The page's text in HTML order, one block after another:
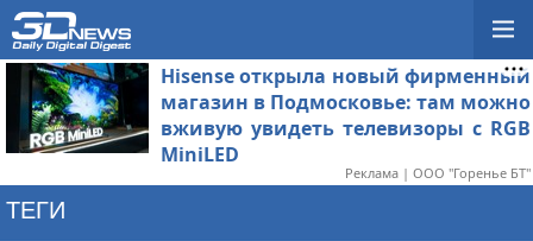
Hisense открыла новый фирменный
магазин в Подмосковье: там можно
вживую увидеть телевизоры с RGB
MiniLED
Реклама | ООО "Горенье БТ"
ТЕГИ